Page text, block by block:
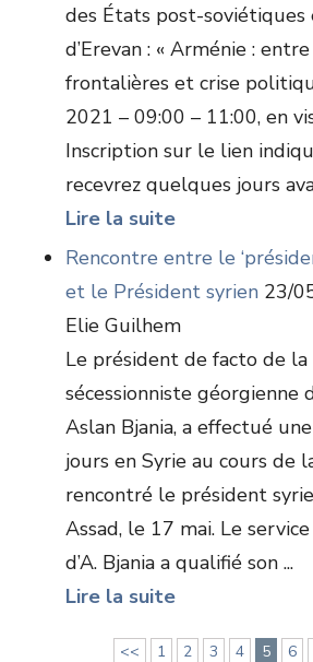
des États post-soviétiques
d’Erevan : « Arménie :
frontalières et crise
2021 – 09:00 – 11:00, en
Inscription sur le lien
recevrez quelques jours
Lire la suite
Rencontre entre le
et le Président syrien 23/
Elie Guilhem
Le président de facto de la
sécessionniste géorgienne
Aslan Bjania, a effectué
jours en Syrie au cours de
rencontré le président
Assad, le 17 mai. Le
d’A. Bjania a qualifié son ...
Lire la suite
<< 1 2 3 4 5 6